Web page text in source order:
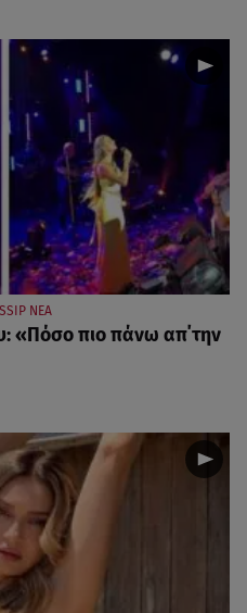
ΝΕΑ
«Πόσο πιο πάνω απ΄την